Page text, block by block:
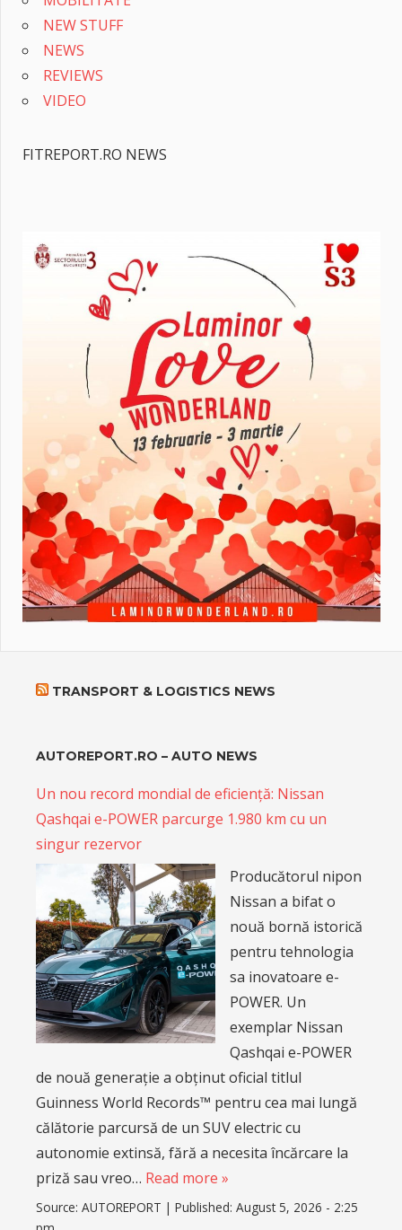
NEW STUFF
NEWS
REVIEWS
VIDEO
FITREPORT.RO NEWS
TRANSPORT & LOGISTICS NEWS
AUTOREPORT.RO – AUTO NEWS
Un nou record mondial de eficiență: Nissan
Qashqai e-POWER parcurge 1.980 km cu un
singur rezervor
Producătorul nipon
Nissan a bifat o
nouă bornă istorică
pentru tehnologia
sa inovatoare e-
POWER. Un
exemplar Nissan
Qashqai e-POWER
de nouă generație a obținut oficial titlul
Guinness World Records™ pentru cea mai lungă
călătorie parcursă de un SUV electric cu
autonomie extinsă, fără a necesita încărcare la
priză sau vreo… Read more »
Source: AUTOREPORT | Published: August 5, 2026 - 2:25